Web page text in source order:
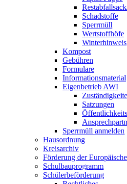
Schadstoffe
Sperrmüll
Wertstoffhöfe
Winterhinweis
Kompost
Gebühren
Formulare
Informationsmaterial
Eigenbetrieb AWI
Satzungen
Sperrmüll anmelden
Hausordnung
Kreisarchiv
Förderung der
Schulbauprogramm
Schülerbeförderung